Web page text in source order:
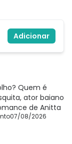
Adicionar
Quem é
ator baiano
de Anitta
07/08/2026